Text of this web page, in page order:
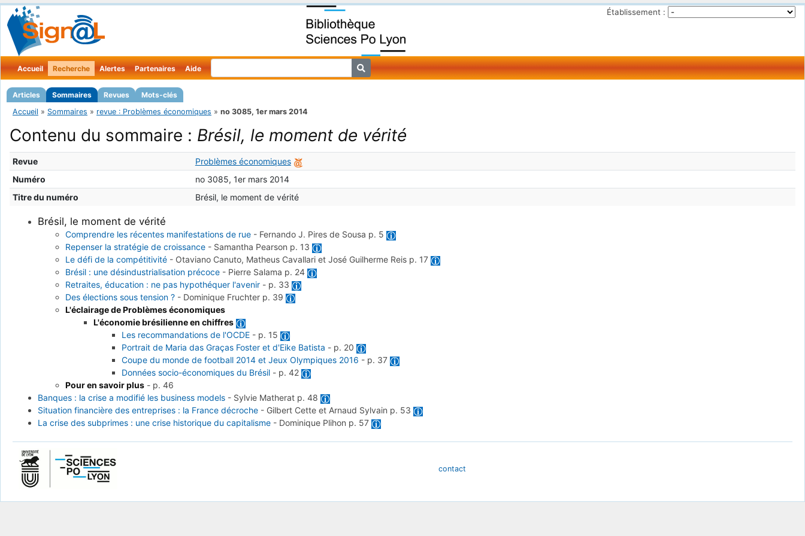
Établissement :
Accueil Recherche
Articles Sommaires Revues Mots-clés
Alertes Partenaires Aide
Accueil » Sommaires » revue : Problèmes économiques » no 3085, 1er mars 2014
Contenu du sommaire : Brésil, le moment de vérité
Revue
Problèmes économiques
Numéro
no 3085, 1er mars 2014
Titre du numéro
Brésil, le moment de vérité
Brésil, le moment de vérité
Comprendre les récentes manifestations de rue - Fernando J. Pires de Sousa p. 5
Repenser la stratégie de croissance - Samantha Pearson p. 13
Le défi de la compétitivité - Otaviano Canuto, Matheus Cavallari et José Guilherme Reis p. 17
Brésil : une désindustrialisation précoce - Pierre Salama p. 24
Retraites, éducation : ne pas hypothéquer l'avenir - p. 33
Des élections sous tension ? - Dominique Fruchter p. 39
L'éclairage de Problèmes économiques
L'économie brésilienne en chiffres
Les recommandations de l'OCDE- p. 15
Portrait de Maria das Graças Foster et d'Eike Batista - p. 20
Coupe du monde de football 2014 et Jeux Olympiques 2016 - p. 37
Données socio-économiques du Brésil- p. 42
Pour en savoir plus - p. 46
Banques : la crise a modifié les business models- Sylvie Matherat p. 48
Situation financière des entreprises : la France décroche- Gilbert Cette et Arnaud Sylvain p. 53
La crise des subprimes : une crise historique du capitalisme- Dominique Plihon p. 57
contact